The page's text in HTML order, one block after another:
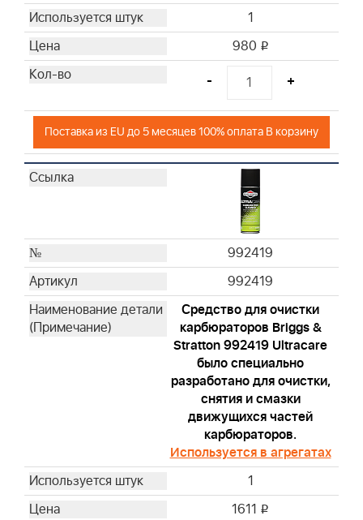
1
980 i
- +
Поставка из EU до 5 месяцев 100% оплата В корзину
992419
992419
Средство для очистки
карбюраторов Briggs &
Stratton 992419 Ultracare
было специально
разработано для очистки,
снятия и смазки
движущихся частей
карбюраторов.
Используется в агрегатах
1
1611 i